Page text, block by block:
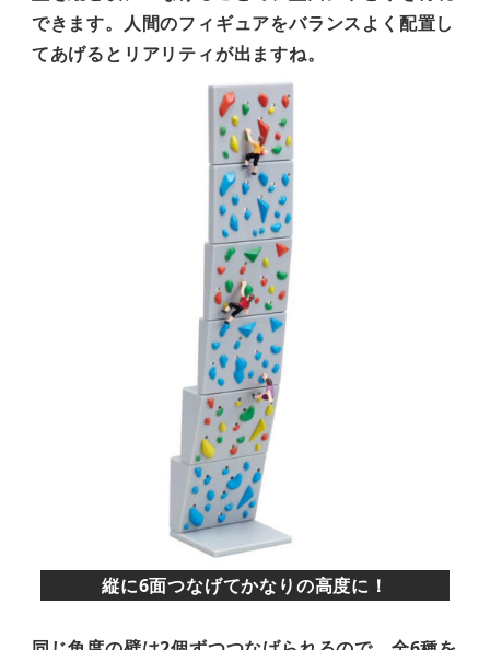
できます。人間のフィギュアをバランスよく配置し
てあげるとリアリティが出ますね。
縦に6面つなげてかなりの高度に！